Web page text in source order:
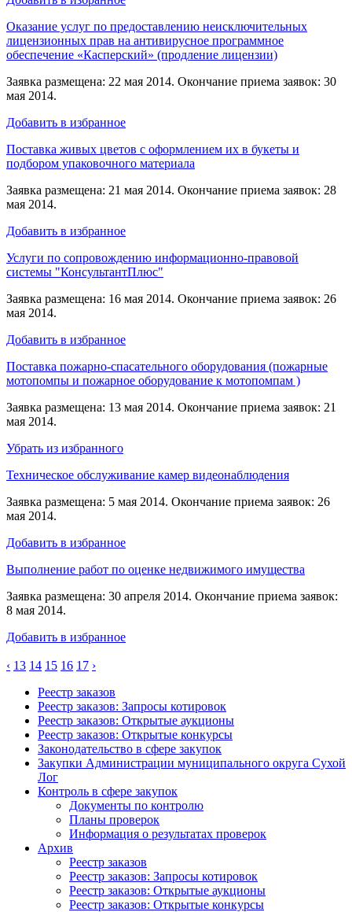
Оказание услуг по предоставлению неисключительных
лицензионных прав на антивирусное программное
обеспечение «Касперский» (продление лицензии)
Заявка размещена: 22 мая 2014. Окончание приема заявок: 30
мая 2014.
Добавить в избранное
Поставка живых цветов с оформлением их в букеты и
подбором упаковочного материала
Заявка размещена: 21 мая 2014. Окончание приема заявок: 28
мая 2014.
Добавить в избранное
Услуги по сопровождению информационно-правовой
системы "КонсультантПлюс"
Заявка размещена: 16 мая 2014. Окончание приема заявок: 26
мая 2014.
Добавить в избранное
Поставка пожарно-спасательного оборудования (пожарные
мотопомпы и пожарное оборудование к мотопомпам )
Заявка размещена: 13 мая 2014. Окончание приема заявок: 21
мая 2014.
Убрать из избранного
Техническое обслуживание камер видеонаблюдения
Заявка размещена: 5 мая 2014. Окончание приема заявок: 26
мая 2014.
Добавить в избранное
Выполнение работ по оценке недвижимого имущества
Заявка размещена: 30 апреля 2014. Окончание приема заявок:
8 мая 2014.
Добавить в избранное
‹ 13 14 15 16 17 ›
Реестр заказов
Реестр заказов: Запросы котировок
Реестр заказов: Открытые аукционы
Реестр заказов: Открытые конкурсы
Законодательство в сфере закупок
Закупки Администрации муниципального округа Сухой
Лог
Контроль в сфере закупок
Документы по контролю
Планы проверок
Информация о результатах проверок
Архив
Реестр заказов
Реестр заказов: Запросы котировок
Реестр заказов: Открытые аукционы
Реестр заказов: Открытые конкурсы